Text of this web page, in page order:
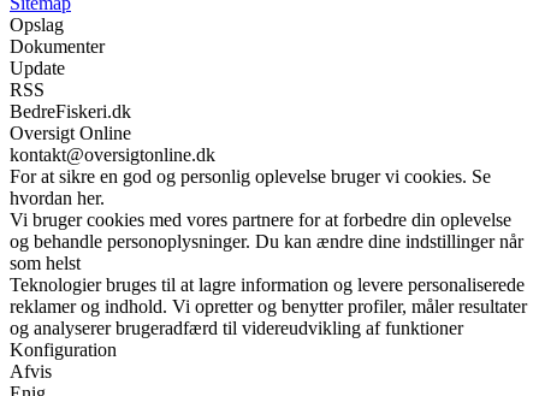
Opslag
Dokumenter
Update
RSS
BedreFiskeri.dk
Oversigt Online
kontakt@oversigtonline.dk
For at sikre en god og personlig oplevelse bruger vi cookies. Se
hvordan her.
Vi bruger cookies med vores partnere for at forbedre din oplevelse
og behandle personoplysninger. Du kan ændre dine indstillinger når
som helst
Teknologier bruges til at lagre information og levere personaliserede
reklamer og indhold. Vi opretter og benytter profiler, måler resultater
og analyserer brugeradfærd til videreudvikling af funktioner
Konfiguration
Afvis